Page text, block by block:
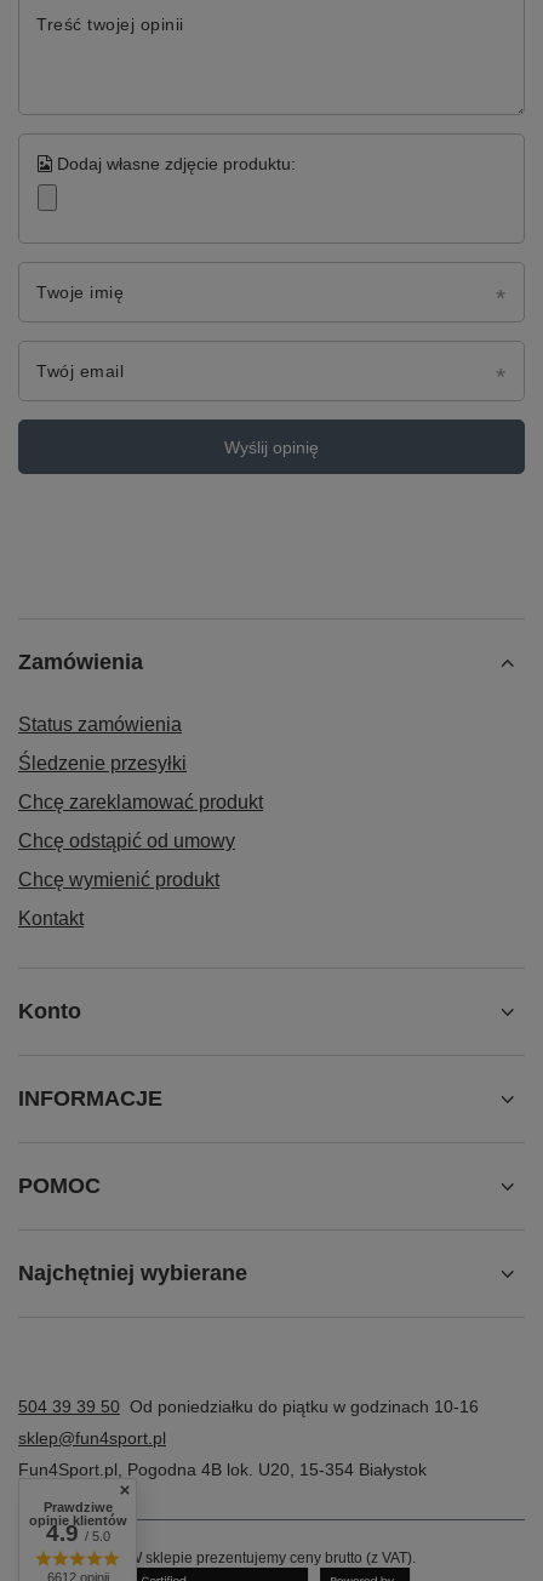
Treść twojej opinii
Dodaj własne zdjęcie produktu:
Twoje imię
Twój email
Wyślij opinię
Zamówienia
Status zamówienia
Śledzenie przesyłki
Chcę zareklamować produkt
Chcę odstąpić od umowy
Chcę wymienić produkt
Kontakt
Konto
INFORMACJE
POMOC
Najchętniej wybierane
504 39 39 50 Od poniedziałku do piątku w godzinach 10-16
sklep@fun4sport.pl
Fun4Sport.pl
Pogodna 4B lok. U20 15-354 Białystok
W sklepie prezentujemy ceny brutto (z VAT).
Prawdziwe
opinie klientów
4.9/ 5.0
6612 opinii